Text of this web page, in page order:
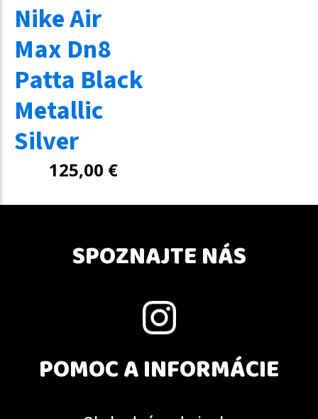
Nike Air
Max Dn8
Patta Black
Metallic
Silver
125,00 €
SPOZNAJTE NÁS
POMOC A INFORMÁCIE